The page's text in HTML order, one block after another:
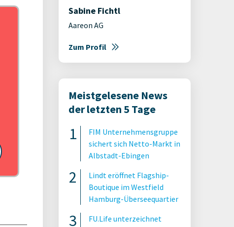
Sabine Fichtl
Aareon AG
Zum Profil
Meistgelesene News
der letzten 5 Tage
FIM Unternehmensgruppe
sichert sich Netto-Markt in
Albstadt-Ebingen
Lindt eröffnet Flagship-
Boutique im Westfield
Hamburg-Überseequartier
FU.Life unterzeichnet